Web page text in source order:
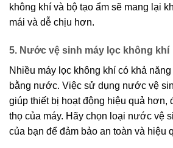
không khí và bộ tạo ẩm sẽ mang lại
mái và dễ chịu hơn.
5. Nước vệ sinh máy lọc không khí
Nhiều máy lọc không khí có khả
bằng nước. Việc sử dụng nước vệ
giúp thiết bị hoạt động hiệu quả hơn,
thọ của máy. Hãy chọn loại nước vệ
của bạn để đảm bảo an toàn và hiệu